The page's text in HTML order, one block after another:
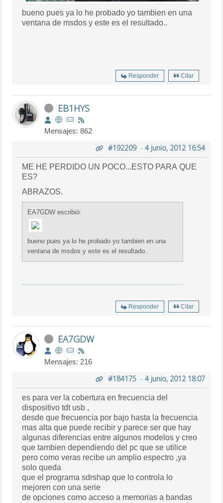
bueno pues ya lo he probado yo tambien en una
ventana de msdos y este es el resultado..
Responder Citar
EB1HYS
Mensajes: 862
#192209- 4 junio, 2012 16:54
ME HE PERDIDO UN POCO...ESTO PARA QUE
ES?
ABRAZOS.
EA7GDW escribió:
bueno pues ya lo he probado yo tambien en una
ventana de msdos y este es el resultado..
Responder Citar
EA7GDW
Mensajes: 216
#184175- 4 junio, 2012 18:07
es para ver la cobertura en frecuencia del
dispositivo tdt usb ,
desde que frecuencia por bajo hasta la frecuencia
mas alta que puede recibir y parece ser que hay
algunas diferencias entre algunos modelos y creo
que tambien dependiendo del pc que se utilice
pero como veras recibe un amplio espectro ,ya
solo queda
que el programa sdrshap que lo controla lo
mejoren con una serie
de opciones como acceso a memorias a bandas